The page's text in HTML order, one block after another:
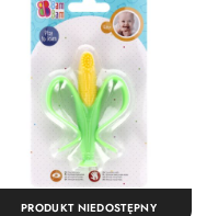
PRODUKT NIEDOSTĘPNY